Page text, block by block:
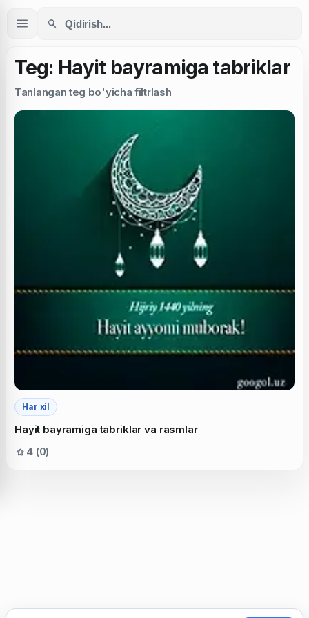
Teg: Hayit bayramiga tabriklar
Tanlangan teg bo'yicha filtrlash
Har xil
Hayit bayramiga tabriklar va rasmlar
4 (0)